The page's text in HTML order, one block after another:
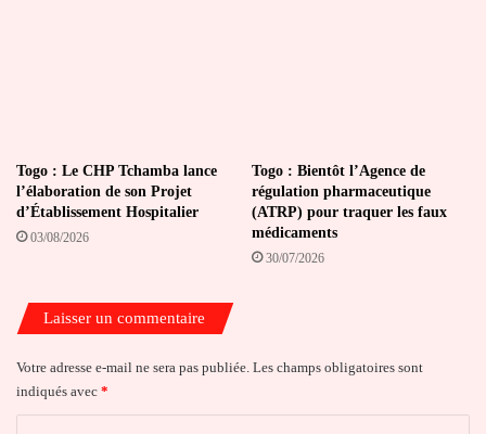
Togo : Le CHP Tchamba lance
l’élaboration de son Projet
d’Établissement Hospitalier
03/08/2026
Togo : Bientôt l’Agence de
régulation pharmaceutique
(ATRP) pour traquer les faux
médicaments
30/07/2026
Laisser un commentaire
Votre adresse e-mail ne sera pas publiée. Les champs obligatoires sont
indiqués avec *